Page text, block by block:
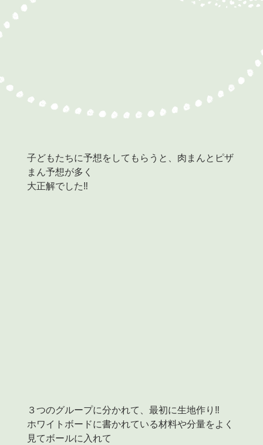
子どもたちに予想をしてもらうと、肉まんとピザ
まん予想が多く
大正解でした‼
３つのグループに分かれて、最初に生地作り‼
ホワイトボードに書かれている材料や分量をよく
見てボールに入れて